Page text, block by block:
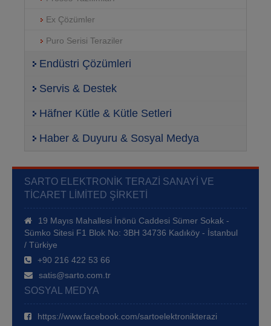
Ex Çözümler
Puro Serisi Teraziler
Endüstri Çözümleri
Servis & Destek
Häfner Kütle & Kütle Setleri
Haber & Duyuru & Sosyal Medya
SARTO ELEKTRONIK TERAZI SANAYI VE
TICARET LIMITED ŞIRKETI
19 Mayıs Mahallesi İnönü Caddesi Sümer Sokak -
Sümko Sitesi F1 Blok No: 3BH 34736 Kadıköy - İstanbul
/ Türkiye
+90 216 422 53 66
satis@sarto.com.tr
SOSYAL MEDYA
https://www.facebook.com/sartoelektronikterazi